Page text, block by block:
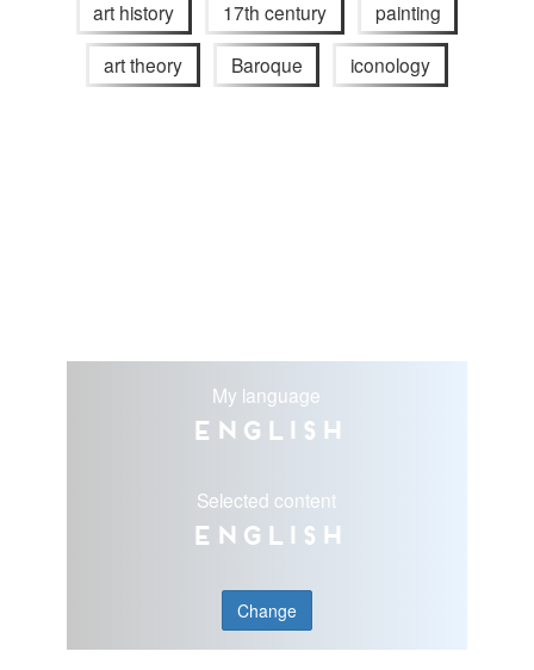
art history 17th century painting
art theory Baroque iconology
My language
English
Selected content
English
Change